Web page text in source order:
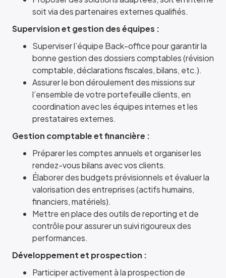
soit via des partenaires externes qualifiés.
Supervision et gestion des équipes :
Superviser l’équipe Back-office pour garantir la
bonne gestion des dossiers comptables (révision
comptable, déclarations fiscales, bilans, etc.).
Assurer le bon déroulement des missions sur
l’ensemble de votre portefeuille clients, en
coordination avec les équipes internes et les
prestataires externes.
Gestion comptable et financière :
Préparer les comptes annuels et organiser les
rendez-vous bilans avec vos clients.
Élaborer des budgets prévisionnels et évaluer la
valorisation des entreprises (actifs humains,
financiers, matériels).
Mettre en place des outils de reporting et de
contrôle pour assurer un suivi rigoureux des
performances.
Développement et prospection :
Participer activement à la prospection de